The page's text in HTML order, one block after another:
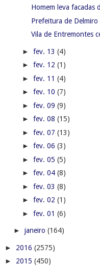
Homem leva facadas
Prefeitura de
Vila de Entremontes
► fev. 13 (4)
► fev. 12 (1)
► fev. 11 (4)
► fev. 10 (7)
► fev. 09 (9)
► fev. 08 (15)
► fev. 07 (13)
► fev. 06 (3)
► fev. 05 (5)
► fev. 04 (8)
► fev. 03 (8)
► fev. 02 (1)
► fev. 01 (6)
► janeiro (164)
► 2016 (2575)
► 2015 (450)